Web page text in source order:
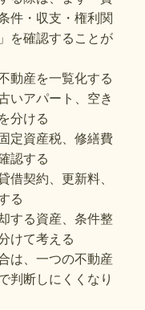
件・収支・権利関
を確認することが
動産を一覧化する
いアパート、空き
分ける
定資産税、修繕費
認する
借契約、更新料、
る
する資産、条件整
けて考える
は、一つの不動産
判断しにくくなり